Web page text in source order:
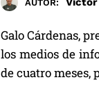
AUTOR:
Galo Cárdenas,
los medios de
de cuatro meses,